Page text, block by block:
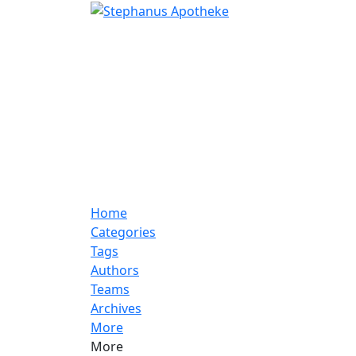
Home
Categories
Tags
Authors
Teams
Archives
More
More